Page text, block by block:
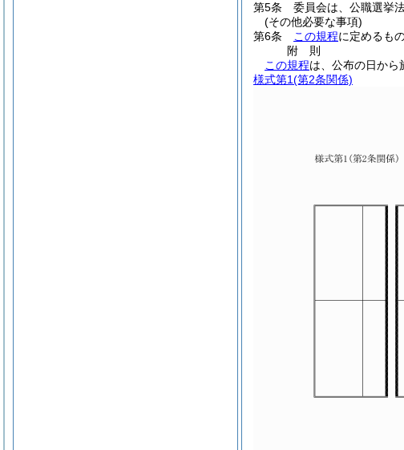
第5条
委員会は、公職選挙
(その他必要な事項)
第6条
この規程に定めるも
附 則
この規程は、公布の日から
様式第1(第2条関係)